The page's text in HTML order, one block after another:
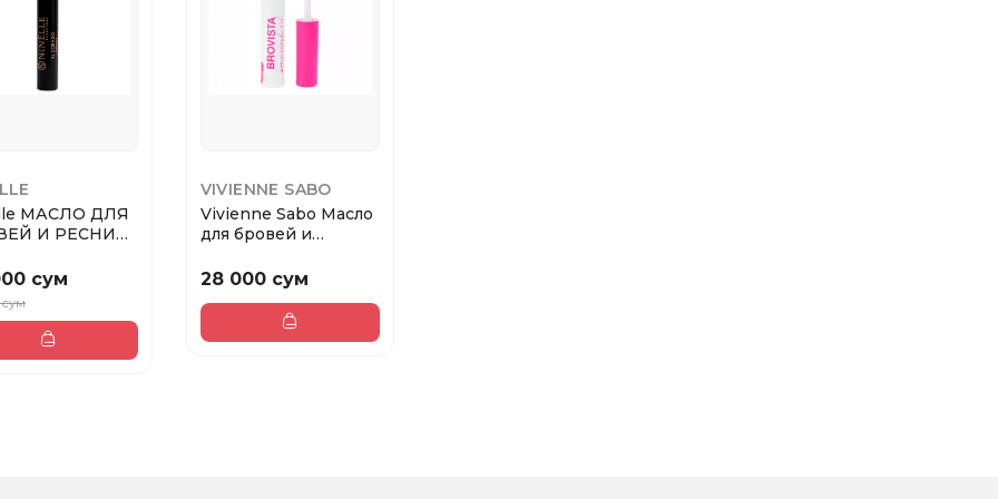
МАСЛО ДЛЯ
И РЕСНИЦ
сум
сум
VIVIENNE SABO
Vivienne Sabo Масло
для бровей и
28 000 сум